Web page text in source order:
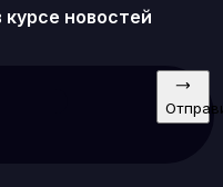
новостей